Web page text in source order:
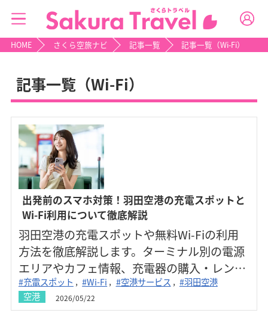
HOME さくら空旅ナビ 記事一覧 記事一覧（Wi-Fi）
記事一覧（Wi-Fi）
空港 2026/05/22
出発前のスマホ対策！羽田空港の充電スポットと
Wi-Fi利用について徹底解説
羽田空港の充電スポットや無料Wi-Fiの利用
方法を徹底解説します。ターミナル別の電源
エリアやカフェ情報、充電器の購入・レンタ
ル方法まで紹介し、出発前のスマートフォン
対策を万全にできます。
#充電スポット #Wi-Fi #空港サービス #羽田空港